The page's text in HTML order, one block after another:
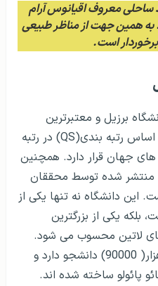
ساحلی معروف اقیانوس آرام
به همین جهت از مناظر طبیعی
است.
برزیل و معتبرترین
موسسه آموزشی کشور است. بر اساس رتبه بندی(QS) در رتبه
دانشگاه های جهان قرار دارد. همچنین
علمی منتشر شده توسط محققان
این دانشگاه نه تنها یکی از
بلکه یکی از بزرگترین
لاتین محسوب می شود.
سائوپائولو سالانه بیش از نود هزار( 90000) دانشجو دارد و
پائولو ساخته شده اند.